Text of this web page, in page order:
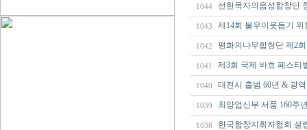
1044 선한목자의음성합창단
1043 제14회 불우이웃돕기
1042 평화의나무합창단 제2
1041 제3회 국제 바흐 페스티
1040 대전시 출범 60년 & 광
1039 최양업신부 서품 160주
1038 한국합창지휘자협회 설